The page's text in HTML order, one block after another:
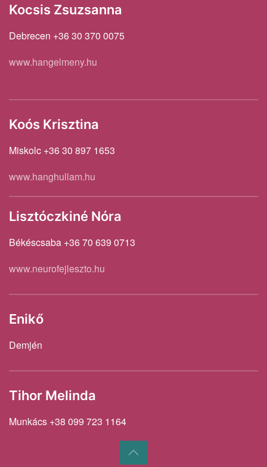
Kocsis Zsuzsanna
Debrecen +36 30 370 0075
www.hangelmeny.hu
Koós Krisztina
Miskolc +36 30 897 1653
www.hanghullam.hu
Lisztóczkiné Nóra
Békéscsaba +36 70 639 0713
www.neurofejleszto.hu
Enikő
Demjén
Tihor Melinda
Munkács +38 099 723 1164